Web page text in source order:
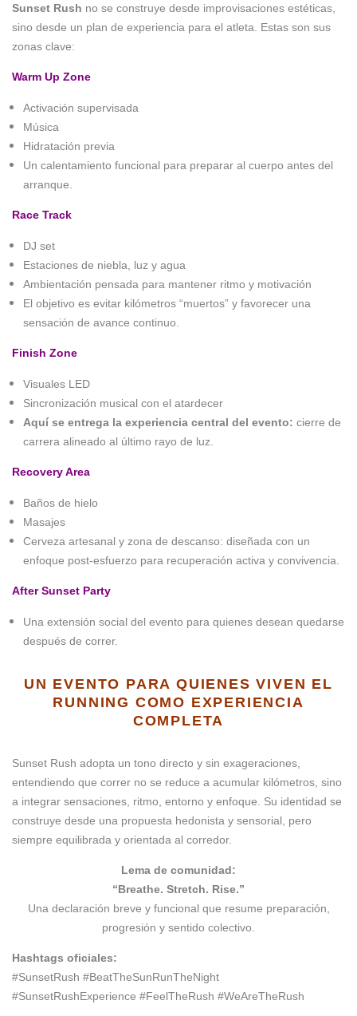
Sunset Rush no se construye desde improvisaciones estéticas,
sino desde un plan de experiencia para el atleta. Estas son sus
zonas clave:
Warm Up Zone
Activación supervisada
Música
Hidratación previa
Un calentamiento funcional para preparar al cuerpo antes del
arranque.
Race Track
DJ set
Estaciones de niebla, luz y agua
Ambientación pensada para mantener ritmo y motivación
El objetivo es evitar kilómetros “muertos” y favorecer una
sensación de avance continuo.
Finish Zone
Visuales LED
Sincronización musical con el atardecer
Aquí se entrega la experiencia central del evento: cierre de
carrera alineado al último rayo de luz.
Recovery Area
Baños de hielo
Masajes
Cerveza artesanal y zona de descanso: diseñada con un
enfoque post-esfuerzo para recuperación activa y convivencia.
After Sunset Party
Una extensión social del evento para quienes desean quedarse
después de correr.
UN EVENTO PARA QUIENES VIVEN EL
RUNNING COMO EXPERIENCIA
COMPLETA
Sunset Rush adopta un tono directo y sin exageraciones,
entendiendo que correr no se reduce a acumular kilómetros, sino
a integrar sensaciones, ritmo, entorno y enfoque. Su identidad se
construye desde una propuesta hedonista y sensorial, pero
siempre equilibrada y orientada al corredor.
Lema de comunidad:
“Breathe. Stretch. Rise.”
Una declaración breve y funcional que resume preparación,
progresión y sentido colectivo.
Hashtags oficiales:
#SunsetRush #BeatTheSunRunTheNight
#SunsetRushExperience #FeelTheRush #WeAreTheRush